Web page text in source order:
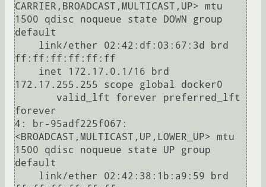
CARRIER,BROADCAST,MULTICAST,UP> mtu
1500 qdisc noqueue state DOWN group
default
ff:ff:ff:ff:ff:ff
172.17.255.255 scope global docker0
forever
4: br-95adf225f067:
<BROADCAST,MULTICAST,UP,LOWER_UP> mtu
1500 qdisc noqueue state UP group
default